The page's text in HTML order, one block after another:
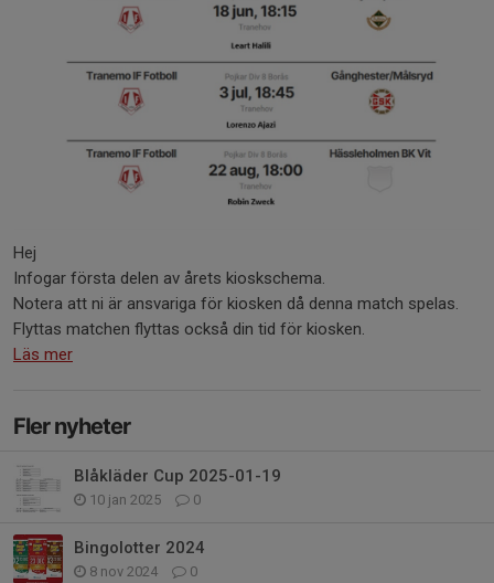
Hej
Infogar första delen av årets kioskschema.
Notera att ni är ansvariga för kiosken då denna match spelas.
Flyttas matchen flyttas också din tid för kiosken.
Läs mer
Fler nyheter
Blåkläder Cup 2025-01-19
10 jan 2025 0
Bingolotter 2024
8 nov 2024 0